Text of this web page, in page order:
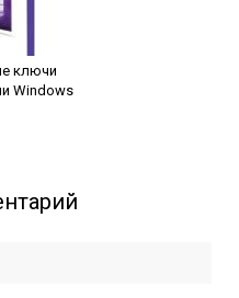
ключи
Windows